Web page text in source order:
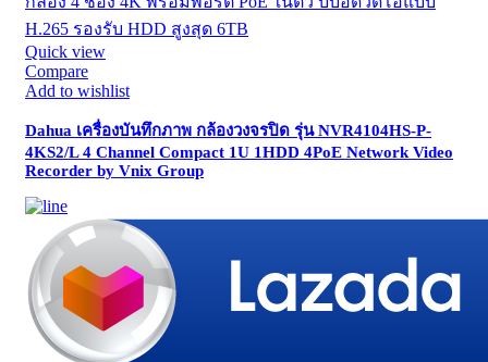
Quick view
Compare
Add to wishlist
Dahua เครื่องบันทึกภาพ กล้องวงจรปิด รุ่น NVR4104HS-P-
4KS2/L 4 Channel Compact 1U 1HDD 4PoE Network Video
Recorder by Vnix Group